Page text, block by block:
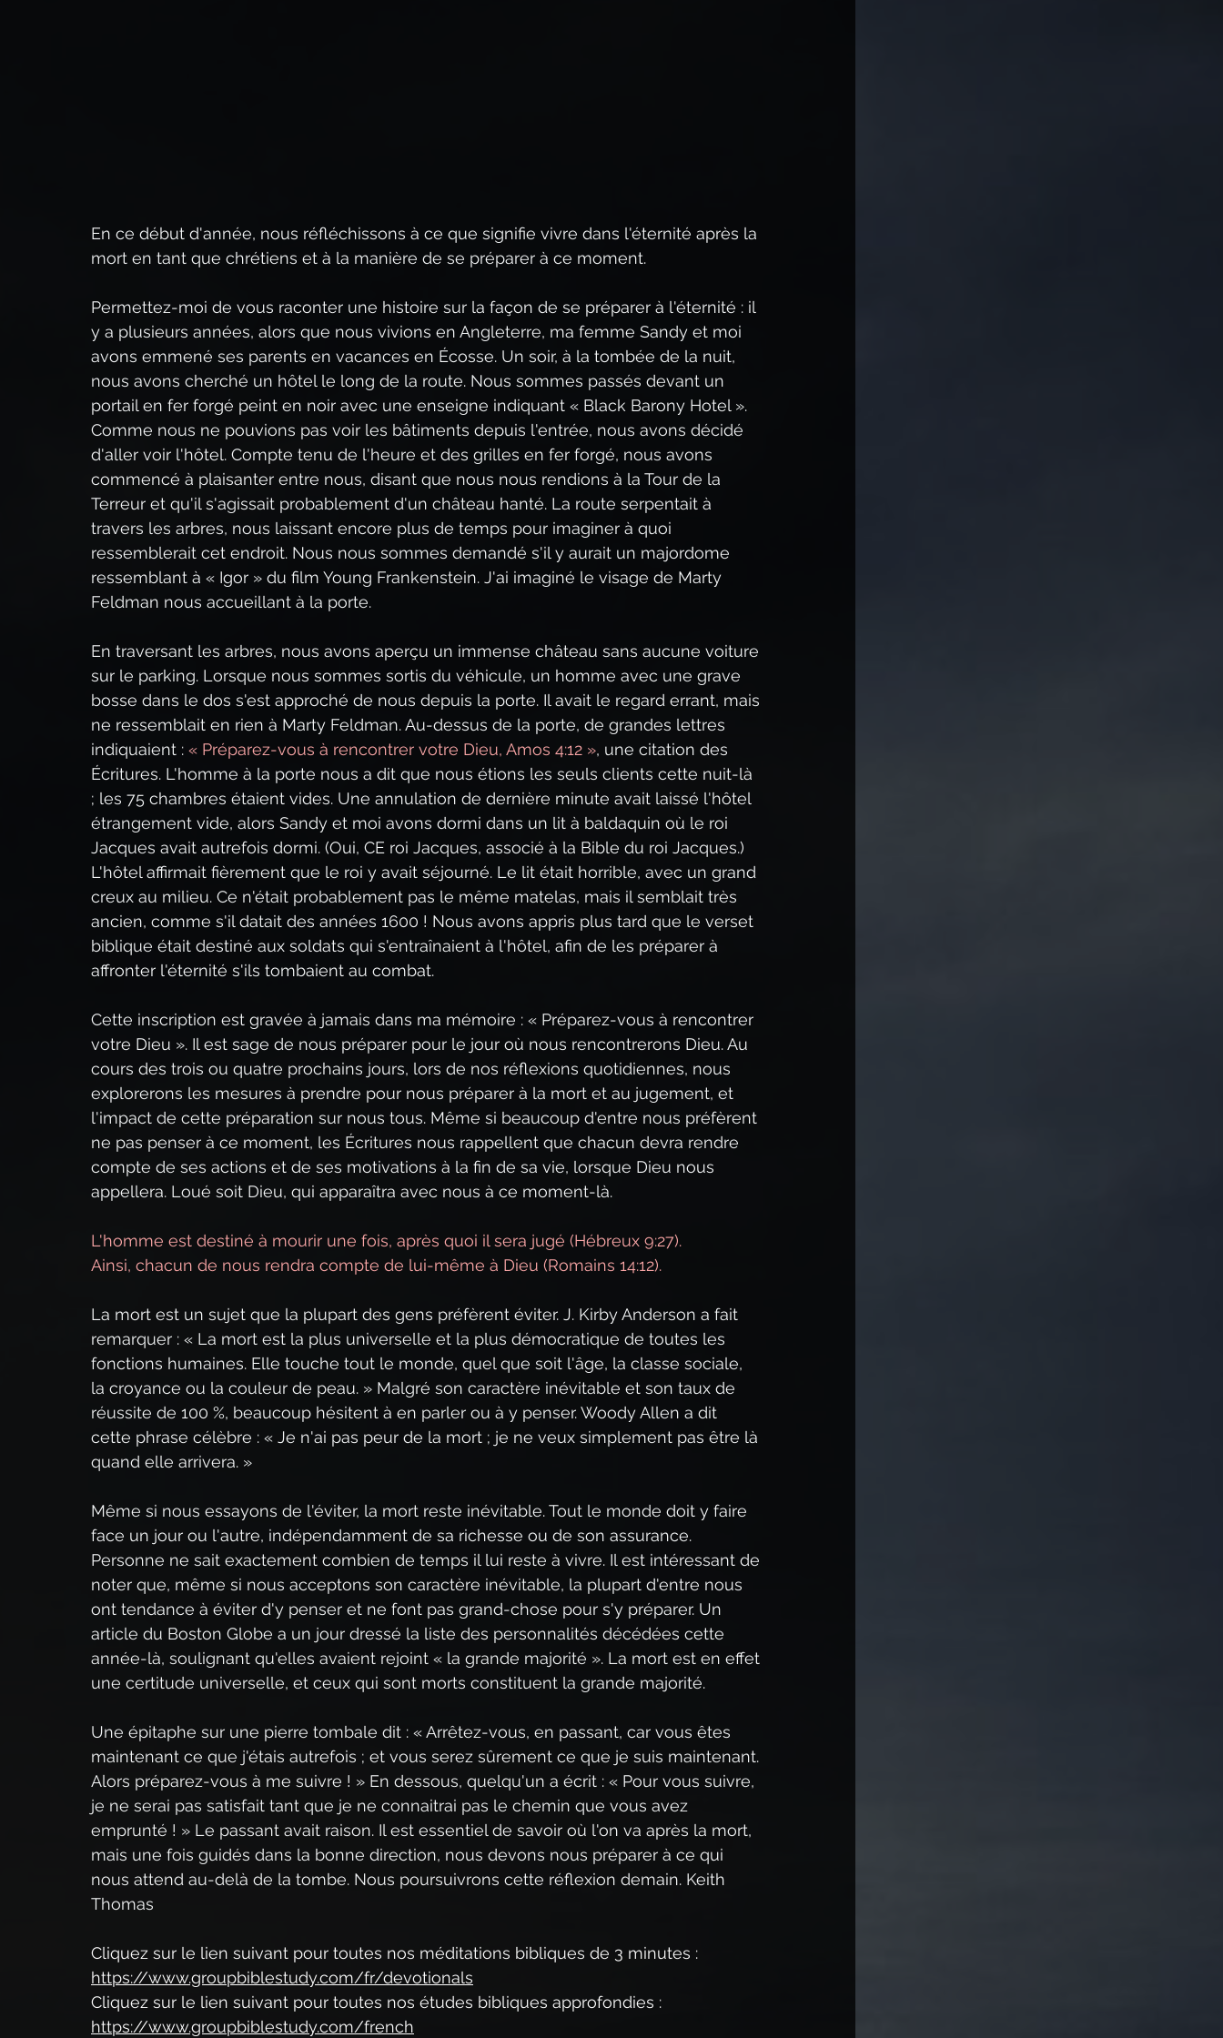
En ce début d'année, nous réfléchissons à ce que signifie vivre dans l'éternité après la
mort en tant que chrétiens et à la manière de se préparer à ce moment.
Permettez-moi de vous raconter une histoire sur la façon de se préparer à l'éternité : il
y a plusieurs années, alors que nous vivions en Angleterre, ma femme Sandy et moi
avons emmené ses parents en vacances en Écosse. Un soir, à la tombée de la nuit,
nous avons cherché un hôtel le long de la route. Nous sommes passés devant un
portail en fer forgé peint en noir avec une enseigne indiquant « Black Barony Hotel ».
Comme nous ne pouvions pas voir les bâtiments depuis l'entrée, nous avons décidé
d'aller voir l'hôtel. Compte tenu de l'heure et des grilles en fer forgé, nous avons
commencé à plaisanter entre nous, disant que nous nous rendions à la Tour de la
Terreur et qu'il s'agissait probablement d'un château hanté. La route serpentait à
travers les arbres, nous laissant encore plus de temps pour imaginer à quoi
ressemblerait cet endroit. Nous nous sommes demandé s'il y aurait un majordome
ressemblant à « Igor » du film Young Frankenstein. J'ai imaginé le visage de Marty
Feldman nous accueillant à la porte.
En traversant les arbres, nous avons aperçu un immense château sans aucune voiture
sur le parking. Lorsque nous sommes sortis du véhicule, un homme avec une grave
bosse dans le dos s'est approché de nous depuis la porte. Il avait le regard errant, mais
ne ressemblait en rien à Marty Feldman. Au-dessus de la porte, de grandes lettres
indiquaient : « Préparez-vous à rencontrer votre Dieu, Amos 4:12 », une citation des
Écritures. L'homme à la porte nous a dit que nous étions les seuls clients cette nuit-là
; les 75 chambres étaient vides. Une annulation de dernière minute avait laissé l'hôtel
étrangement vide, alors Sandy et moi avons dormi dans un lit à baldaquin où le roi
Jacques avait autrefois dormi. (Oui, CE roi Jacques, associé à la Bible du roi Jacques.)
L'hôtel affirmait fièrement que le roi y avait séjourné. Le lit était horrible, avec un grand
creux au milieu. Ce n'était probablement pas le même matelas, mais il semblait très
ancien, comme s'il datait des années 1600 ! Nous avons appris plus tard que le verset
biblique était destiné aux soldats qui s'entraînaient à l'hôtel, afin de les préparer à
affronter l'éternité s'ils tombaient au combat.
Cette inscription est gravée à jamais dans ma mémoire : « Préparez-vous à rencontrer
votre Dieu ». Il est sage de nous préparer pour le jour où nous rencontrerons Dieu. Au
cours des trois ou quatre prochains jours, lors de nos réflexions quotidiennes, nous
explorerons les mesures à prendre pour nous préparer à la mort et au jugement, et
l'impact de cette préparation sur nous tous. Même si beaucoup d'entre nous préfèrent
ne pas penser à ce moment, les Écritures nous rappellent que chacun devra rendre
compte de ses actions et de ses motivations à la fin de sa vie, lorsque Dieu nous
appellera. Loué soit Dieu, qui apparaîtra avec nous à ce moment-là.
L'homme est destiné à mourir une fois, après quoi il sera jugé (Hébreux 9:27).
Ainsi, chacun de nous rendra compte de lui-même à Dieu (Romains 14:12).
La mort est un sujet que la plupart des gens préfèrent éviter. J. Kirby Anderson a fait
remarquer : « La mort est la plus universelle et la plus démocratique de toutes les
fonctions humaines. Elle touche tout le monde, quel que soit l'âge, la classe sociale,
la croyance ou la couleur de peau. » Malgré son caractère inévitable et son taux de
réussite de 100 %, beaucoup hésitent à en parler ou à y penser. Woody Allen a dit
cette phrase célèbre : « Je n'ai pas peur de la mort ; je ne veux simplement pas être là
quand elle arrivera. »
Même si nous essayons de l'éviter, la mort reste inévitable. Tout le monde doit y faire
face un jour ou l'autre, indépendamment de sa richesse ou de son assurance.
Personne ne sait exactement combien de temps il lui reste à vivre. Il est intéressant de
noter que, même si nous acceptons son caractère inévitable, la plupart d'entre nous
ont tendance à éviter d'y penser et ne font pas grand-chose pour s'y préparer. Un
article du Boston Globe a un jour dressé la liste des personnalités décédées cette
année-là, soulignant qu'elles avaient rejoint « la grande majorité ». La mort est en effet
une certitude universelle, et ceux qui sont morts constituent la grande majorité.
Une épitaphe sur une pierre tombale dit : « Arrêtez-vous, en passant, car vous êtes
maintenant ce que j'étais autrefois ; et vous serez sûrement ce que je suis maintenant.
Alors préparez-vous à me suivre ! » En dessous, quelqu'un a écrit : « Pour vous suivre,
je ne serai pas satisfait tant que je ne connaitrai pas le chemin que vous avez
emprunté ! » Le passant avait raison. Il est essentiel de savoir où l'on va après la mort,
mais une fois guidés dans la bonne direction, nous devons nous préparer à ce qui
nous attend au-delà de la tombe. Nous poursuivrons cette réflexion demain. Keith
Thomas
Cliquez sur le lien suivant pour toutes nos méditations bibliques de 3 minutes :
https://www.groupbiblestudy.com/fr/devotionals
Cliquez sur le lien suivant pour toutes nos études bibliques approfondies :
https://www.groupbiblestudy.com/french